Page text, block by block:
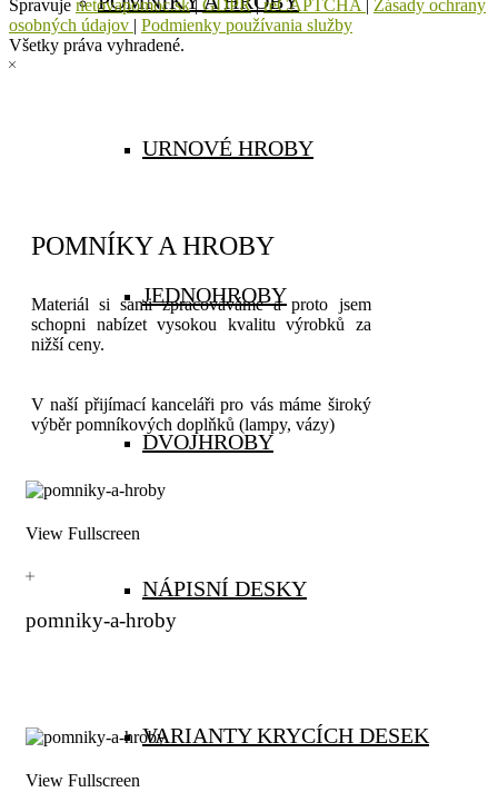
URNOVÉ HROBY
JEDNOHROBY
DVOJHROBY
NÁPISNÍ DESKY
VARIANTY KRYCÍCH DESEK
Spravuje netovapomoc.sk| GDPR|reCAPTCHA | Zásady ochrany
osobných údajov | Podmienky používania služby
Všetky práva vyhradené.
POMNÍKY A HROBY
Materiál si sami zpracováváme a proto jsem
schopni nabízet vysokou kvalitu výrobků za
nižší ceny.
V naší přijímací kanceláři pro vás máme široký
výběr pomníkových doplňků (lampy, vázy)
View Fullscreen
pomniky-a-hroby
View Fullscreen